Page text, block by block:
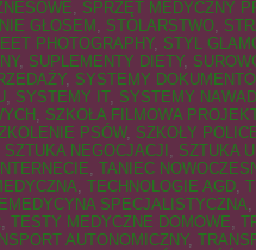
, SPRZĘT MEDYCZNY
GŁOSEM, STOLARSTWO,
PHOTOGRAPHY, STYL
, SUPLEMENTY DIETY,
, SYSTEMY
, SYSTEMY IT, SYSTEMY
, SZKOŁA FILMOWA
PSÓW, SZKOŁY
SZTUKA NEGOCJACJI , SZTUKA
, TANIEC
, TECHNOLOGIE AGD,
SPECJALISTYCZNA,
, TESTY MEDYCZNE DOMOWE,
AUTONOMICZNY,